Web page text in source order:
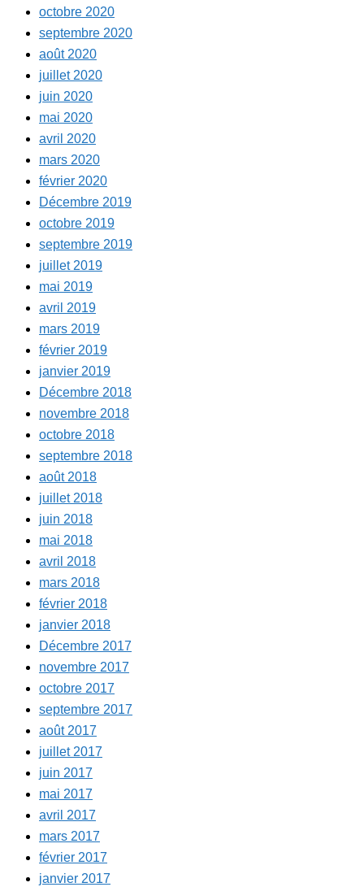
octobre 2020
septembre 2020
août 2020
juillet 2020
juin 2020
mai 2020
avril 2020
mars 2020
février 2020
Décembre 2019
octobre 2019
septembre 2019
juillet 2019
mai 2019
avril 2019
mars 2019
février 2019
janvier 2019
Décembre 2018
novembre 2018
octobre 2018
septembre 2018
août 2018
juillet 2018
juin 2018
mai 2018
avril 2018
mars 2018
février 2018
janvier 2018
Décembre 2017
novembre 2017
octobre 2017
septembre 2017
août 2017
juillet 2017
juin 2017
mai 2017
avril 2017
mars 2017
février 2017
janvier 2017